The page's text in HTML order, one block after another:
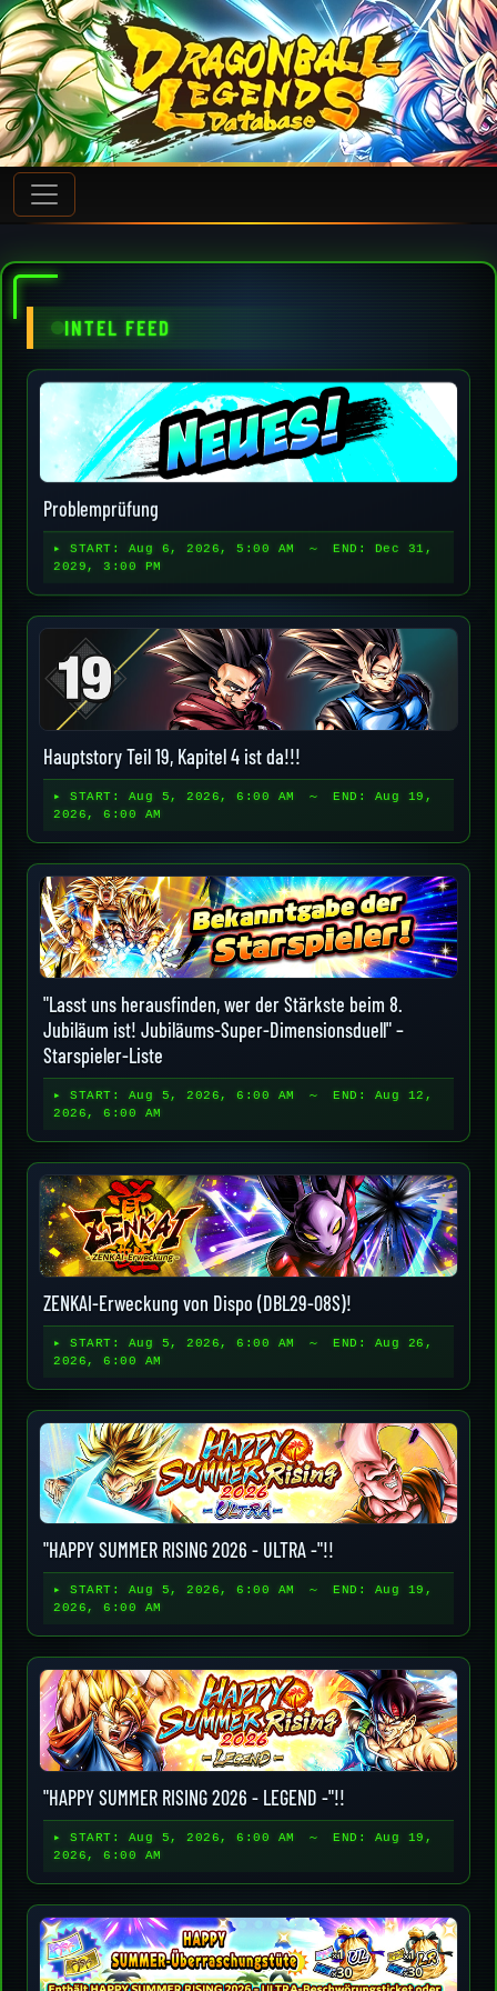
INTEL FEED
Problemprüfung
▸ START: Aug 6, 2026, 5:00 AM ～ END:
Dec 31,
2029, 3:00 PM
Hauptstory Teil 19, Kapitel 4 ist da!!!
▸ START: Aug 5, 2026, 6:00 AM ～ END: Aug 19,
2026, 6:00 AM
"Lasst uns herausfinden, wer der Stärkste beim 8.
Jubiläum ist! Jubiläums-Super-Dimensionsduell" –
Starspieler-Liste
▸ START: Aug 5, 2026, 6:00 AM ～ END: Aug 12,
2026, 6:00 AM
ZENKAI-Erweckung von Dispo (DBL29-08S)!
▸ START: Aug 5, 2026, 6:00 AM ～ END: Aug 26,
2026, 6:00 AM
"HAPPY SUMMER RISING 2026 - ULTRA -"!!
▸ START: Aug 5, 2026, 6:00 AM ～ END: Aug 19,
2026, 6:00 AM
"HAPPY SUMMER RISING 2026 - LEGEND -"!!
▸ START: Aug 5, 2026, 6:00 AM ～ END: Aug 19,
2026, 6:00 AM